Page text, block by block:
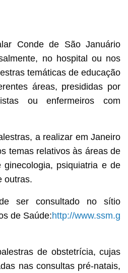
Conde de São Januário
no hospital ou nos
temáticas de educação
áreas, presididas por
ou enfermeiros com
a realizar em Janeiro
temas relativos às áreas de
ginecologia, psiquiatria e de
outras.
ser consultado no sítio
de Saúde:http://www.ssm.g
de obstetrícia, cujas
nas consultas pré-natais,